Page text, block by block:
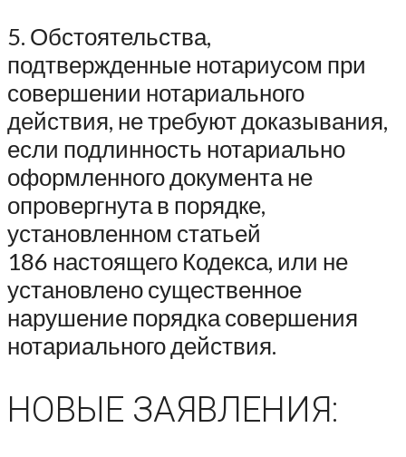
5. Обстоятельства,
подтвержденные нотариусом при
совершении нотариального
действия, не требуют доказывания,
если подлинность нотариально
оформленного документа не
опровергнута в порядке,
установленном статьей
186 настоящего Кодекса, или не
установлено существенное
нарушение порядка совершения
нотариального действия.
НОВЫЕ ЗАЯВЛЕНИЯ: